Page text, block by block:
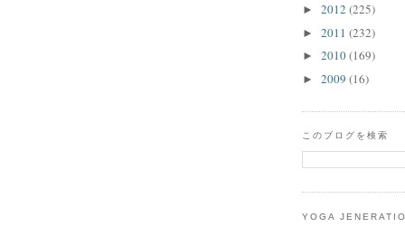
► 2012 (225)
► 2011 (232)
► 2010(169)
► 2009 (16)
このブログを検索
YOGA